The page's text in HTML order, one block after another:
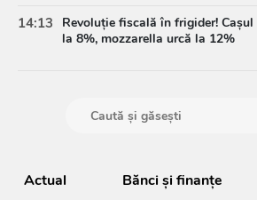
14:13
Revoluție fiscală în frigider! Cașul
la 8%, mozzarella urcă la 12%
Actual Bănci şi finanţe